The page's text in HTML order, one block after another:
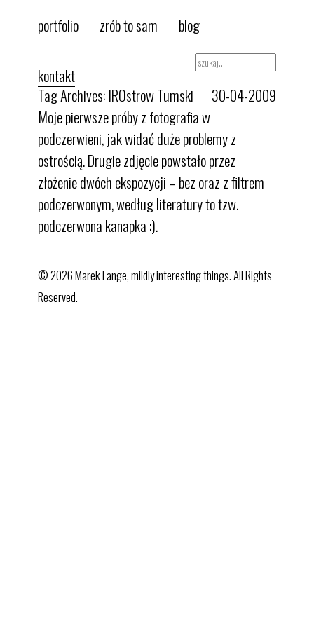
portfolio zrób to sam blog
kontakt
Tag Archives: IROstrow Tumski
30-04-2009
Moje pierwsze próby z fotografia w
podczerwieni, jak widać duże problemy z
ostrością. Drugie zdjęcie powstało przez
złożenie dwóch ekspozycji – bez oraz z filtrem
podczerwonym, według literatury to tzw.
podczerwona kanapka :).
© 2026 Marek Lange, mildly interesting things. All Rights
Reserved.